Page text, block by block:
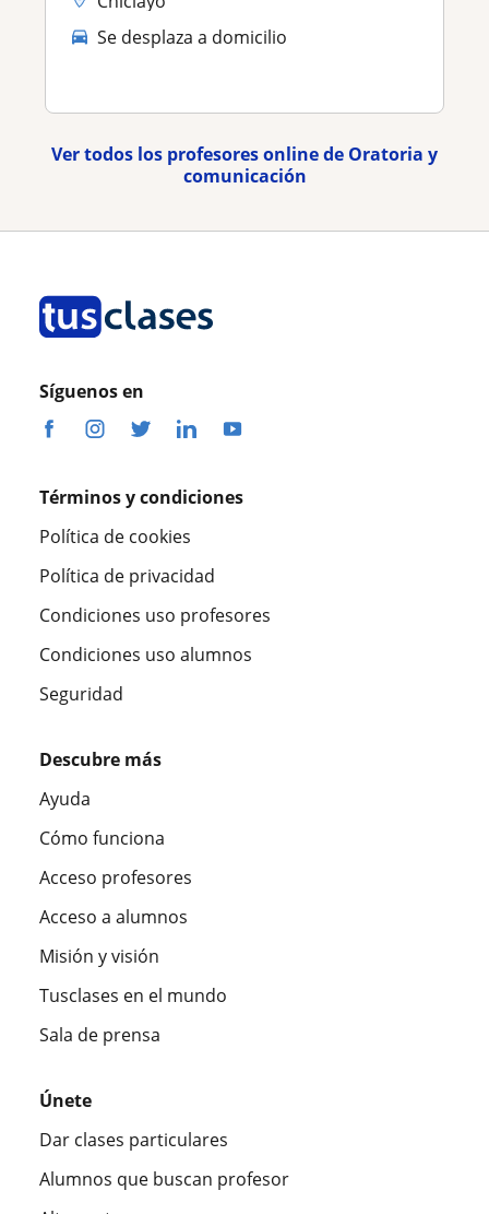
Se desplaza a domicilio
Ver todos los profesores online de Oratoria y
comunicación
Síguenos en
Términos y condiciones
Política de cookies
Política de privacidad
Condiciones uso profesores
Condiciones uso alumnos
Seguridad
Descubre más
Ayuda
Cómo funciona
Acceso profesores
Acceso a alumnos
Misión y visión
Tusclases en el mundo
Sala de prensa
Únete
Dar clases particulares
Alumnos que buscan profesor